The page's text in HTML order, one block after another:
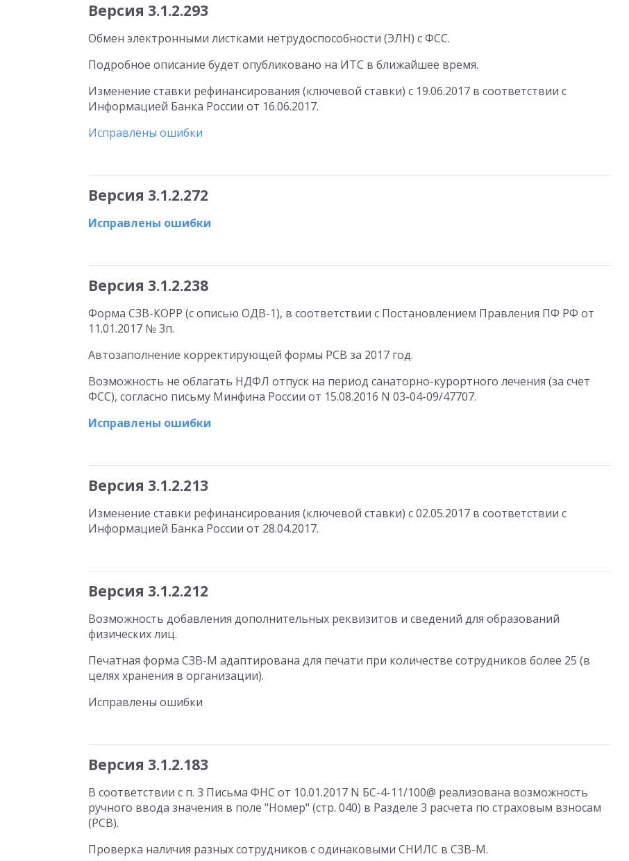
Версия 3.1.2.293
Обмен электронными листками нетрудоспособности (ЭЛН) с ФСС.
Подробное описание будет опубликовано на ИТС в ближайшее время.
Изменение ставки рефинансирования (ключевой ставки) с 19.06.2017 в соответствии с
Информацией Банка России от 16.06.2017.
Исправлены ошибки
Версия 3.1.2.272
Исправлены ошибки
Версия 3.1.2.238
Форма СЗВ-КОРР (с описью ОДВ-1), в соответствии с Постановлением Правления ПФ РФ от
11.01.2017 № 3п.
Автозаполнение корректирующей формы РСВ за 2017 год.
Возможность не облагать НДФЛ отпуск на период санаторно-курортного лечения (за счет
ФСС), согласно письму Минфина России от 15.08.2016 N 03-04-09/47707.
Исправлены ошибки
Версия 3.1.2.213
Изменение ставки рефинансирования (ключевой ставки) с 02.05.2017 в соответствии с
Информацией Банка России от 28.04.2017.
Версия 3.1.2.212
Возможность добавления дополнительных реквизитов и сведений для образований
физических лиц.
Печатная форма СЗВ-М адаптирована для печати при количестве сотрудников более 25 (в
целях хранения в организации).
Исправлены ошибки
Версия 3.1.2.183
В соответствии с п. 3 Письма ФНС от 10.01.2017 N БС-4-11/100@ реализована возможность
ручного ввода значения в поле "Номер" (стр. 040) в Разделе 3 расчета по страховым взносам
(РСВ).
Проверка наличия разных сотрудников с одинаковыми СНИЛС в СЗВ-М.